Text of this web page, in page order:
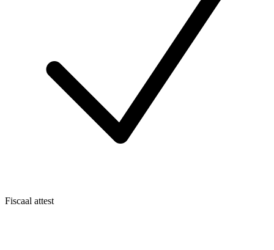
Fiscaal attest